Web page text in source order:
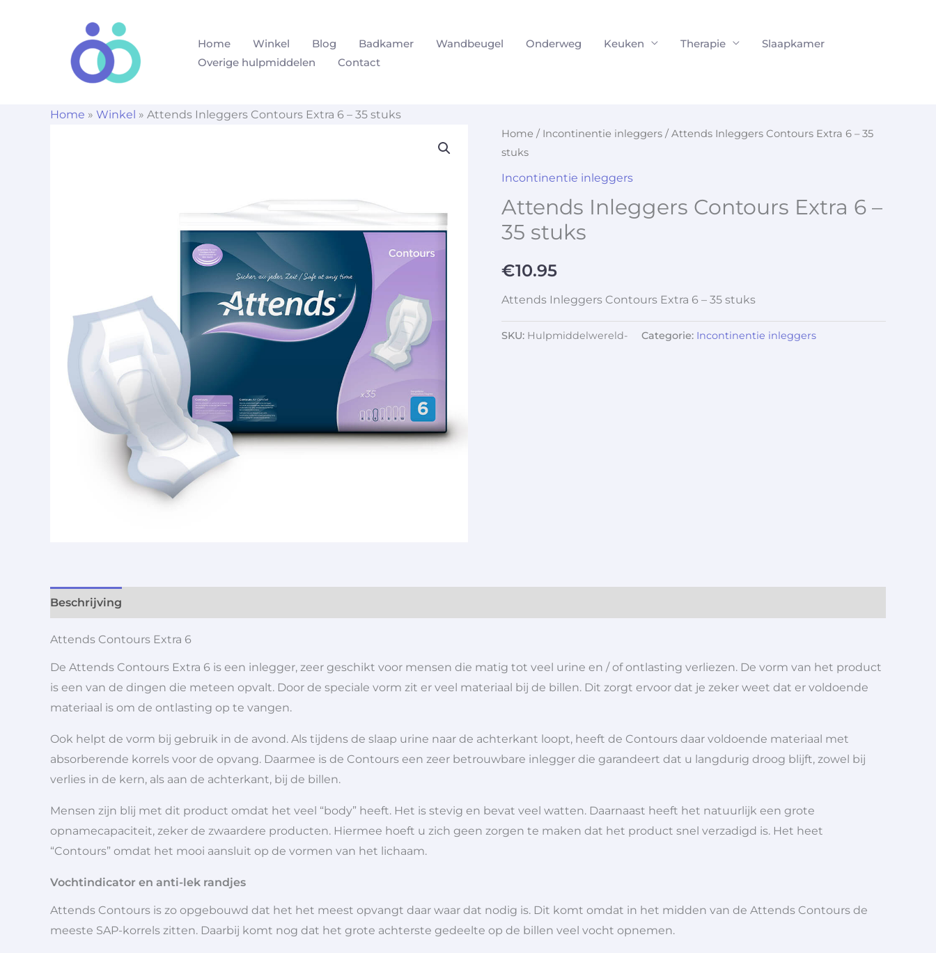
Home Winkel Blog Badkamer Wandbeugel Onderweg Keuken Therapie
Slaapkamer
Overige hulpmiddelen
Contact
Home » Winkel » Attends Inleggers Contours Extra 6 – 35 stuks
Home / Incontinentie inleggers / Attends Inleggers Contours Extra 6 – 35
stuks
Incontinentie inleggers
Attends Inleggers Contours Extra 6 –
35 stuks
€10.95
Attends Inleggers Contours Extra 6 – 35 stuks
SKU: Hulpmiddelwereld- Categorie: Incontinentie inleggers
Beschrijving
Attends Contours Extra 6
De Attends Contours Extra 6 is een inlegger, zeer geschikt voor mensen die matig tot veel urine en / of ontlasting verliezen. De vorm van het product
is een van de dingen die meteen opvalt. Door de speciale vorm zit er veel materiaal bij de billen. Dit zorgt ervoor dat je zeker weet dat er voldoende
materiaal is om de ontlasting op te vangen.
Ook helpt de vorm bij gebruik in de avond. Als tijdens de slaap urine naar de achterkant loopt, heeft de Contours daar voldoende materiaal met
absorberende korrels voor de opvang. Daarmee is de Contours een zeer betrouwbare inlegger die garandeert dat u langdurig droog blijft, zowel bij
verlies in de kern, als aan de achterkant, bij de billen.
Mensen zijn blij met dit product omdat het veel “body” heeft. Het is stevig en bevat veel watten. Daarnaast heeft het natuurlijk een grote
opnamecapaciteit, zeker de zwaardere producten. Hiermee hoeft u zich geen zorgen te maken dat het product snel verzadigd is. Het heet
“Contours” omdat het mooi aansluit op de vormen van het lichaam.
Vochtindicator en anti-lek randjes
Attends Contours is zo opgebouwd dat het het meest opvangt daar waar dat nodig is. Dit komt omdat in het midden van de Attends Contours de
meeste SAP-korrels zitten. Daarbij komt nog dat het grote achterste gedeelte op de billen veel vocht opnemen.